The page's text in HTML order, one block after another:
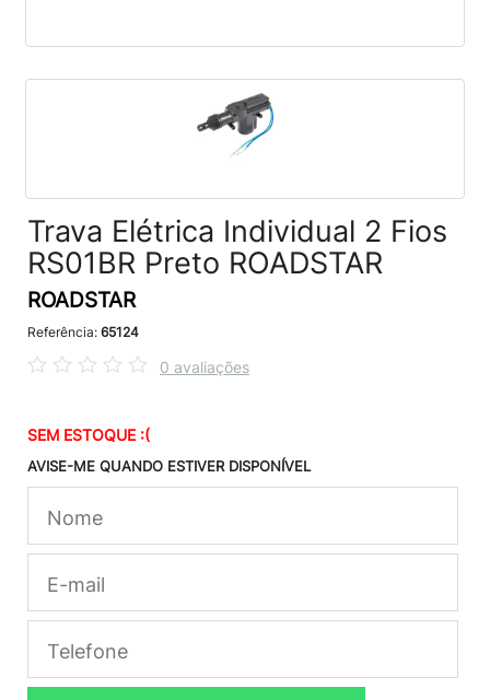
Trava Elétrica Individual 2 Fios
RS01BR Preto ROADSTAR
ROADSTAR
Referência: 65124
0 avaliações
SEM ESTOQUE :(
AVISE-ME QUANDO ESTIVER DISPONÍVEL